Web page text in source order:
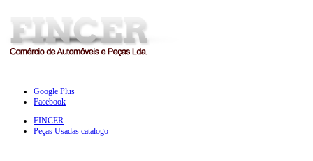
Google Plus
Facebook
FINCER
Peças Usadas catalogo